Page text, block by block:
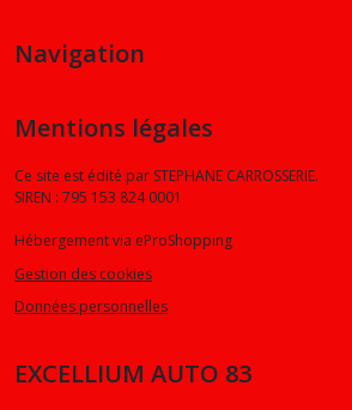
Navigation
Mentions légales
Ce site est édité par STEPHANE CARROSSERIE.
SIREN : 795 153 824 0001
Hébergement via eProShopping
Gestion des cookies
Données personnelles
EXCELLIUM AUTO 83